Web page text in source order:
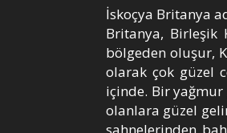
İskoçya Britanya
Britanya, Birleşik
bölgeden oluşur,
olarak çok güzel
içinde. Bir yağmur
olanlara güzel